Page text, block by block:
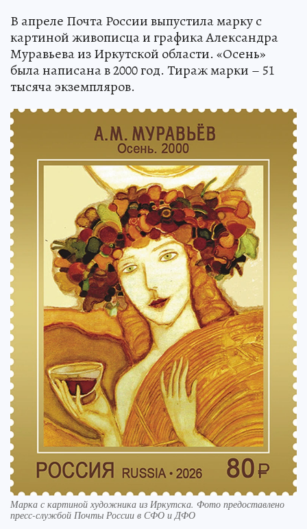
В апреле Почта России выпустила марку с
картиной живописца и графика Александра
Муравьева из Иркутской области. «Осень»
была написана в 2000 год. Тираж марки – 51
тысяча экземпляров.
Марка с картиной художника из Иркутска. Фото предоставлено
пресс-службой Почты России в СФО и ДФО